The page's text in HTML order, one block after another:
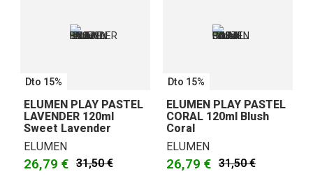
Dto 15%
ELUMEN PLAY PASTEL
LAVENDER 120ml
Sweet Lavender
ELUMEN
26,79 € 31,50 €
Dto 15%
ELUMEN PLAY PASTEL
CORAL 120ml Blush
Coral
ELUMEN
26,79 € 31,50 €